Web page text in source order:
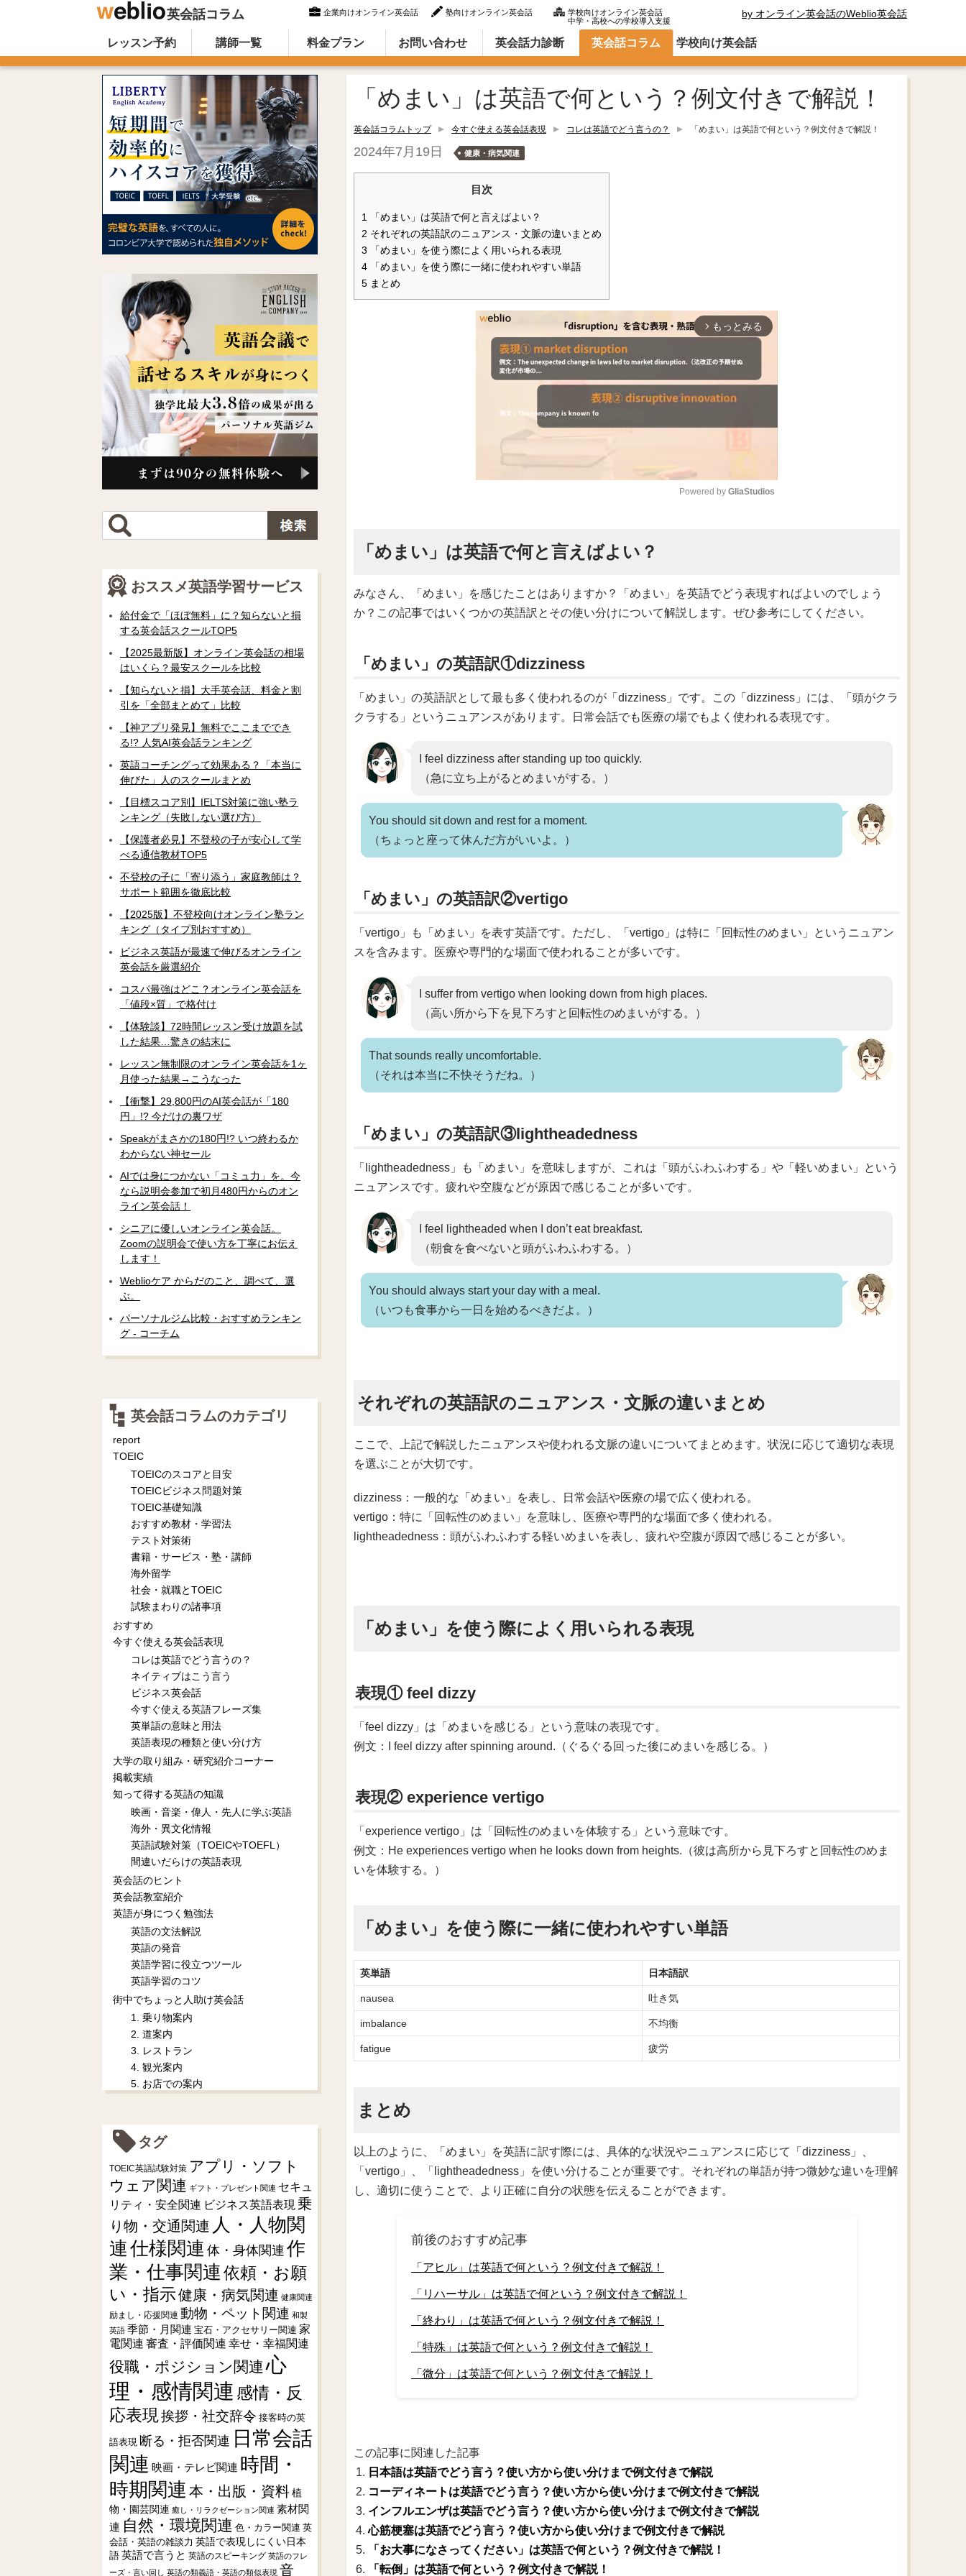
英会話コラム 企業向けオンライン英会話 塾向けオンライン英会話
学校向けオンライン英会話
中学・高校への学校導入支援
by オンライン英会話のWeblio英会話
オンライン英会話のWeblio英会話コラム（英語での言い方・英語表現）
Skip to content
レッスン予約 講師一覧 料金プラン お問い合わせ 英会話力診断 英会話コラム 学校向け英会話
「めまい」は英語で何という？例文付きで解説！
英会話コラムトップ 今すぐ使える英会話表現 コレは英語でどう言うの？ 「めまい」は英語で何という？例文付きで解説！
2024年7月19日 健康・病気関連
目次
1 「めまい」は英語で何と言えばよい？
2 それぞれの英語訳のニュアンス・文脈の違いまとめ
3 「めまい」を使う際によく用いられる表現
4 「めまい」を使う際に一緒に使われやすい単語
5 まとめ
arrow_forward_ios もっとみる
e
Powered by GliaStudios
「めまい」は英語で何と言えばよい？
みなさん、「めまい」を感じたことはありますか？「めまい」を英語でどう表現すればよいのでしょう
か？この記事ではいくつかの英語訳とその使い分けについて解説します。ぜひ参考にしてください。
「めまい」の英語訳①dizziness
「めまい」の英語訳として最も多く使われるのが「dizziness」です。この「dizziness」には、「頭がクラ
クラする」というニュアンスがあります。日常会話でも医療の場でもよく使われる表現です。
I feel dizziness after standing up too quickly.
（急に立ち上がるとめまいがする。）
You should sit down and rest for a moment.
（ちょっと座って休んだ方がいいよ。）
「めまい」の英語訳②vertigo
「vertigo」も「めまい」を表す英語です。ただし、「vertigo」は特に「回転性のめまい」というニュアン
スを含みます。医療や専門的な場面で使われることが多いです。
I suffer from vertigo when looking down from high places.
（高い所から下を見下ろすと回転性のめまいがする。）
That sounds really uncomfortable.
（それは本当に不快そうだね。）
「めまい」の英語訳③lightheadedness
「lightheadedness」も「めまい」を意味しますが、これは「頭がふわふわする」や「軽いめまい」という
ニュアンスです。疲れや空腹などが原因で感じることが多いです。
I feel lightheaded when I don’t eat breakfast.
（朝食を食べないと頭がふわふわする。）
You should always start your day with a meal.
（いつも食事から一日を始めるべきだよ。）
それぞれの英語訳のニュアンス・文脈の違いまとめ
ここで、上記で解説したニュアンスや使われる文脈の違いについてまとめます。状況に応じて適切な表現
を選ぶことが大切です。
dizziness：一般的な「めまい」を表し、日常会話や医療の場で広く使われる。
vertigo：特に「回転性のめまい」を意味し、医療や専門的な場面で多く使われる。
lightheadedness：頭がふわふわする軽いめまいを表し、疲れや空腹が原因で感じることが多い。
「めまい」を使う際によく用いられる表現
表現① feel dizzy
「feel dizzy」は「めまいを感じる」という意味の表現です。
例文：I feel dizzy after spinning around.（ぐるぐる回った後にめまいを感じる。）
表現② experience vertigo
「experience vertigo」は「回転性のめまいを体験する」という意味です。
例文：He experiences vertigo when he looks down from heights.（彼は高所から見下ろすと回転性のめま
いを体験する。）
「めまい」を使う際に一緒に使われやすい単語
英単語 日本語訳
nausea 吐き気
imbalance 不均衡
fatigue 疲労
まとめ
以上のように、「めまい」を英語に訳す際には、具体的な状況やニュアンスに応じて「dizziness」、
「vertigo」、「lightheadedness」を使い分けることが重要です。それぞれの単語が持つ微妙な違いを理解
し、適切に使うことで、より正確に自分の状態を伝えることができます。
前後のおすすめ記事
「アヒル」は英語で何という？例文付きで解説！
「リハーサル」は英語で何という？例文付きで解説！
「終わり」は英語で何という？例文付きで解説！
「特殊」は英語で何という？例文付きで解説！
「微分」は英語で何という？例文付きで解説！
この記事に関連した記事
日本語は英語でどう言う？使い方から使い分けまで例文付きで解説
コーディネートは英語でどう言う？使い方から使い分けまで例文付きで解説
インフルエンザは英語でどう言う？使い方から使い分けまで例文付きで解説
心筋梗塞は英語でどう言う？使い方から使い分けまで例文付きで解説
「お大事になさってください」は英語で何という？例文付きで解説！
「転倒」は英語で何という？例文付きで解説！
おススメ英語学習サービス
給付金で「ほぼ無料」に？知らないと損
する英会話スクールTOP5
【2025最新版】オンライン英会話の相場
はいくら？最安スクールを比較
【知らないと損】大手英会話、料金と割
引を「全部まとめて」比較
【神アプリ発見】無料でここまででき
る!? 人気AI英会話ランキング
英語コーチングって効果ある？「本当に
伸びた」人のスクールまとめ
【目標スコア別】IELTS対策に強い塾ラ
ンキング（失敗しない選び方）
【保護者必見】不登校の子が安心して学
べる通信教材TOP5
不登校の子に「寄り添う」家庭教師は？
サポート範囲を徹底比較
【2025版】不登校向けオンライン塾ラン
キング（タイプ別おすすめ）
ビジネス英語が最速で伸びるオンライン
英会話を厳選紹介
コスパ最強はどこ？オンライン英会話を
「値段×質」で格付け
【体験談】72時間レッスン受け放題を試
した結果…驚きの結末に
レッスン無制限のオンライン英会話を1ヶ
月使った結果→こうなった
【衝撃】29,800円のAI英会話が「180
円」!? 今だけの裏ワザ
Speakがまさかの180円!? いつ終わるか
わからない神セール
AIでは身につかない「コミュ力」を。今
なら説明会参加で初月480円からのオン
ライン英会話！
シニアに優しいオンライン英会話。
Zoomの説明会で使い方を丁寧にお伝え
します！
Weblioケア からだのこと、調べて、選
ぶ。
パーソナルジム比較・おすすめランキン
グ - コーチム
英会話コラムのカテゴリ
report
TOEIC
TOEICのスコアと目安
TOEICビジネス問題対策
TOEIC基礎知識
おすすめ教材・学習法
テスト対策術
書籍・サービス・塾・講師
海外留学
社会・就職とTOEIC
試験まわりの諸事項
おすすめ
今すぐ使える英会話表現
コレは英語でどう言うの？
ネイティブはこう言う
ビジネス英会話
今すぐ使える英語フレーズ集
英単語の意味と用法
英語表現の種類と使い分け方
大学の取り組み・研究紹介コーナー
掲載実績
知って得する英語の知識
映画・音楽・偉人・先人に学ぶ英語
海外・異文化情報
英語試験対策（TOEICやTOEFL）
間違いだらけの英語表現
英会話のヒント
英会話教室紹介
英語が身につく勉強法
英語の文法解説
英語の発音
英語学習に役立つツール
英語学習のコツ
街中でちょっと人助け英会話
1. 乗り物案内
2. 道案内
3. レストラン
4. 観光案内
5. お店での案内
タグ
TOEIC英語試験対策 アプリ・ソフト
ウェア関連 ギフト・プレゼント関連 セキュ
リティ・安全関連 ビジネス英語表現 乗
り物・交通関連 人・人物関
連仕様関連 体・身体関連 作
業・仕事関連依頼・お願
い・指示健康・病気関連 健康関連
励まし・応援関連 動物・ペット関連 和製
英語 季節・月関連 宝石・アクセサリー関連 家
電関連 審査・評価関連 幸せ・幸福関連
役職・ポジション関連 心
理・感情関連 感情・反
応表現挨拶・社交辞令 接客時の英
語表現 断る・拒否関連 日常会話
関連 映画・テレビ関連 時間・
時期関連 本・出版・資料植
物・園芸関連 癒し・リラクゼーション関連 素材関
連 自然・環境関連 色・カラー関連 英
会話・英語の雑談力 英語で表現しにくい日本
語 英語で言うと 英語のスピーキング 英語のフレ
ーズ・言い回し 英語の類義語・英語の類似表現 音